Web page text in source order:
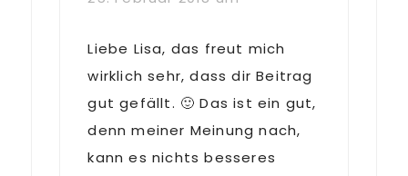
Liebe Lisa, das freut mich
wirklich sehr, dass dir Beitrag
gut gefällt. 🙂 Das ist ein gut,
denn meiner Meinung nach,
kann es nichts besseres